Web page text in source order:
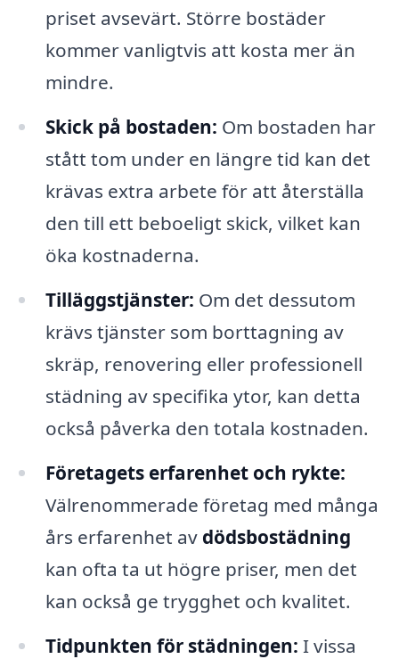
priset avsevärt. Större bostäder
kommer vanligtvis att kosta mer än
mindre.
Skick på bostaden: Om bostaden har
stått tom under en längre tid kan det
krävas extra arbete för att återställa
den till ett beboeligt skick, vilket kan
öka kostnaderna.
Tilläggstjänster: Om det dessutom
krävs tjänster som borttagning av
skräp, renovering eller professionell
städning av specifika ytor, kan detta
också påverka den totala kostnaden.
Företagets erfarenhet och rykte:
Välrenommerade företag med många
års erfarenhet av dödsbostädning
kan ofta ta ut högre priser, men det
kan också ge trygghet och kvalitet.
Tidpunkten för städningen: I vissa